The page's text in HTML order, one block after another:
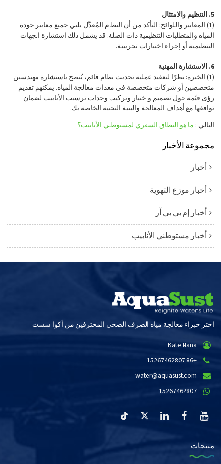
5. التنظيم والامتثال
(1)
المعايير واللوائح: التأكد من أن النظام المُعدَّل يلبي جميع معايير جودة
المياه والمتطلبات التنظيمية ذات الصلة. قد يشمل ذلك استشارة الجهات
التنظيمية أو إجراء اختبارات تجريبية.
6. الاستشارة المهنية
(1)
الخبرة: نظرًا لتعقيد عملية تحديث نظام قائم، يُنصح باستشارة مهندسين
متخصصين أو شركات متخصصة في معدات معالجة المياه. يمكنهم تقديم
رؤى قيّمة حول تصميم واختيار وتركيب وحدات ترسيب الأنابيب لضمان
توافقها مع أهداف المعالجة والبنية التحتية الخاصة بك.
التالي ما هو النطاق السعري لمستوطني الأنابيب؟
مجموعة الأخبار
أخبار
أخبار موزع التهوية
أخبار إم بي بي آر
أخبار مستوطني الأنابيب
اختر خبراء معالجة مياه الصرف الصحي المحترفين من أكوا سست
Kate Nana
+86 15267462807
water@aquasust.com
15267462807
منتجات